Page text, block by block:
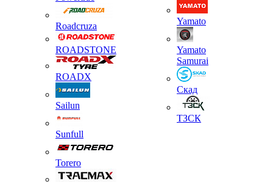
Roadcruza
ROADSTONE
ROADX
Sailun
Sunfull
Torero
Yamato
Yamato
Samurai
Скад
ТЗСК